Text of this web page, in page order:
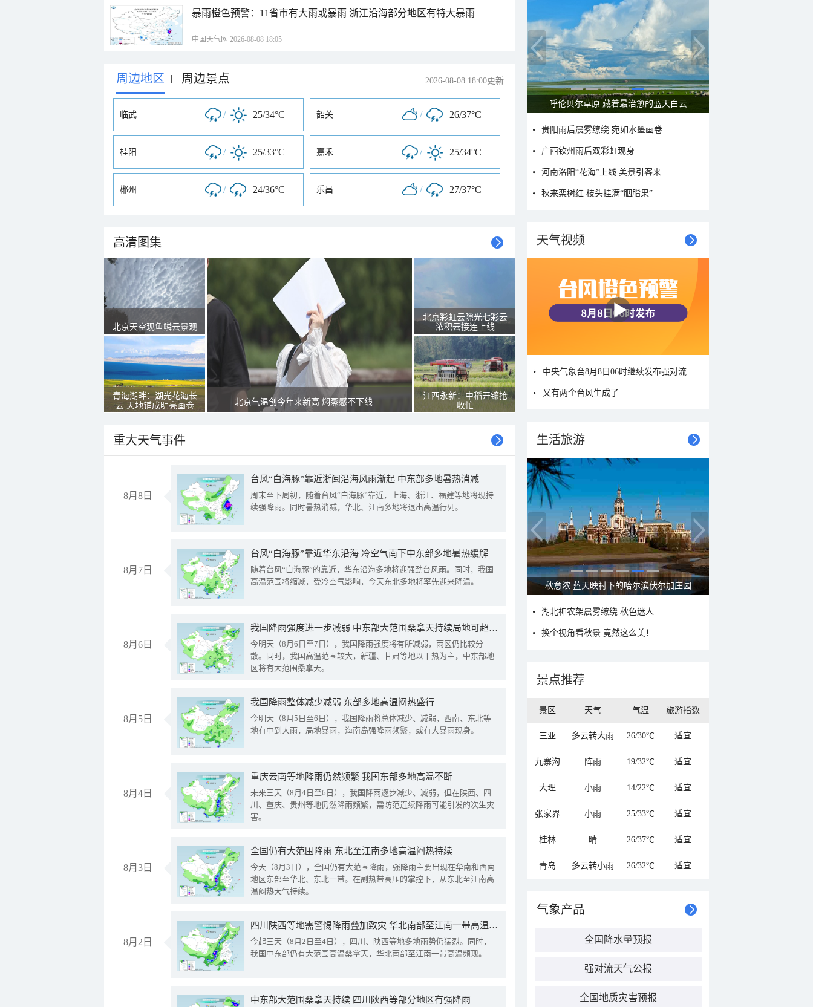
暴雨橙色预警：11省市有大雨或暴雨 浙江沿海部分地区有特大暴雨
中国天气网 2026-08-08 18:05
周边地区 | 周边景点 2026-08-08 18:00更新
临武 / 25/34°C 韶关 / 26/37°C
桂阳 / 25/33°C 嘉禾 / 25/34°C
郴州 / 24/36°C 乐昌 / 27/37°C
高清图集
北京天空现鱼鳞云景观
青海湖畔：湖光花海长
云 天地铺成明亮画卷
北京气温创今年来新高 焖蒸感不下线
北京彩虹云隙光七彩云
浓积云接连上线
江西永新：中稻开镰抢
收忙
重大天气事件
8月8日
台风“白海豚”靠近浙闽沿海风雨渐起 中东部多地暑热消减
周末至下周初，随着台风“白海豚”靠近，上海、浙江、福建等地将现持
续强降雨。同时暑热消减，华北、江南多地将退出高温行列。
8月7日
台风“白海豚”靠近华东沿海 冷空气南下中东部多地暑热缓解
随着台风“白海豚”的靠近，华东沿海多地将迎强劲台风雨。同时，我国
高温范围将缩减，受冷空气影响，今天东北多地将率先迎来降温。
8月6日
我国降雨强度进一步减弱 中东部大范围桑拿天持续局地可超38℃
今明天（8月6日至7日），我国降雨强度将有所减弱，雨区仍比较分
散。同时，我国高温范围较大，新疆、甘肃等地以干热为主，中东部地
区将有大范围桑拿天。
8月5日
我国降雨整体减少减弱 东部多地高温闷热盛行
今明天（8月5日至6日），我国降雨将总体减少、减弱，西南、东北等
地有中到大雨，局地暴雨，海南岛强降雨频繁，或有大暴雨现身。
8月4日
重庆云南等地降雨仍然频繁 我国东部多地高温不断
未来三天（8月4日至6日），我国降雨逐步减少、减弱，但在陕西、四
川、重庆、贵州等地仍然降雨频繁，需防范连续降雨可能引发的次生灾
害。
8月3日
全国仍有大范围降雨 东北至江南多地高温闷热持续
今天（8月3日），全国仍有大范围降雨，强降雨主要出现在华南和西南
地区东部至华北、东北一带。在副热带高压的掌控下，从东北至江南高
温闷热天气持续。
8月2日
四川陕西等地需警惕降雨叠加致灾 华北南部至江南一带高温频现
今起三天（8月2日至4日），四川、陕西等地多地雨势仍猛烈。同时，
我国中东部仍有大范围高温桑拿天，华北南部至江南一带高温频现。
中东部大范围桑拿天持续 四川陕西等部分地区有强降雨
呼伦贝尔草原 藏着最治愈的蓝天白云
贵阳雨后晨雾缭绕 宛如水墨画卷
广西钦州雨后双彩虹现身
河南洛阳“花海”上线 美景引客来
秋来栾树红 枝头挂满“胭脂果”
天气视频
又有两个台风生成了
生活旅游
秋意浓 蓝天映衬下的哈尔滨伏尔加庄园
湖北神农架晨雾缭绕 秋色迷人
换个视角看秋景 竟然这么美！
景点推荐
景区 天气 气温 旅游指数
三亚 多云转大雨 26/30℃ 适宜
九寨沟 阵雨 19/32℃ 适宜
大理 小雨 14/22℃ 适宜
张家界 小雨 25/33℃ 适宜
桂林 晴 26/37℃ 适宜
青岛 多云转小雨 26/32℃ 适宜
气象产品
全国降水量预报
强对流天气公报
全国地质灾害预报